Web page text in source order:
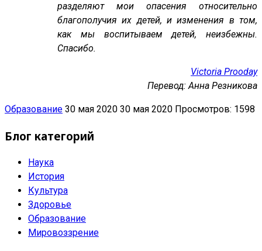
разделяют мои опасения относительно
благополучия их детей, и изменения в том,
как мы воспитываем детей, неизбежны.
Спасибо.
Victoria Prooday
Перевод: Анна Резникова
Образование 30 мая 2020 30 мая 2020 Просмотров: 1598
Блог категорий
Наука
История
Культура
Здоровье
Образование
Мировоззрение